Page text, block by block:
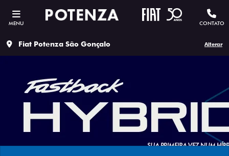
MENU CONTATO
Fiat Potenza São Gonçalo Alterar